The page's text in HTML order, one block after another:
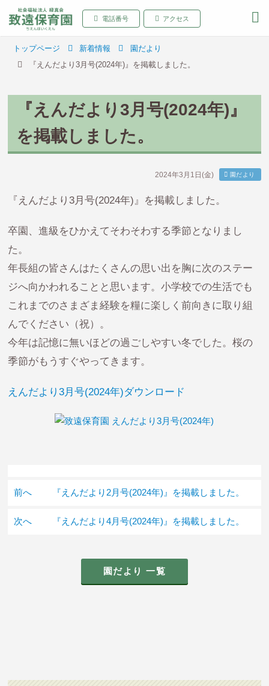
致遠保育園 青森県弘
電話番号 アクセス
トップページ 新着情報
園だより
『えんだより3月号(2024年)』を掲載しました。
『えんだより3月号(2024年)』
を掲載しました。
2024年3月1日(金) 園だより
『えんだより3月号(2024年)』を掲載しました。
卒園、進級をひかえてそわそわする季節となりまし
た。
年長組の皆さんはたくさんの思い出を胸に次のステー
ジへ向かわれることと思います。小学校での生活でも
これまでのさまざま経験を糧に楽しく前向きに取り組
んでください（祝）。
今年は記憶に無いほどの過ごしやすい冬でした。桜の
季節がもうすぐやってきます。
えんだより3月号(2024年)ダウンロード
前へ 『えんだより2月号(2024年)』を掲載しました。
次へ 『えんだより4月号(2024年)』を掲載しました。
園だより 一覧